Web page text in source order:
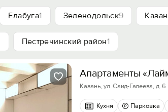
Елабуга1 Зеленодольск9
Пестречинский район1
Апартаменты
Казань, ул. Саид-Галеева, д. 6
Кухня Парковка